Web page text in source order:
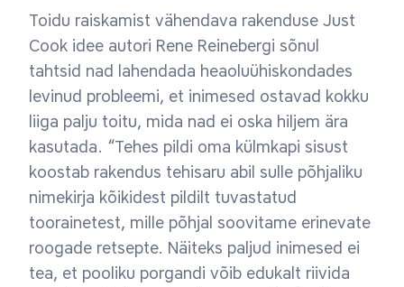
Toidu raiskamist vähendava rakenduse Just
Cook idee autori Rene Reinebergi sõnul
tahtsid nad lahendada heaoluühiskondades
levinud probleemi, et inimesed ostavad kokku
liiga palju toitu, mida nad ei oska hiljem ära
kasutada. “Tehes pildi oma külmkapi sisust
koostab rakendus tehisaru abil sulle põhjaliku
nimekirja kõikidest pildilt tuvastatud
toorainetest, mille põhjal soovitame erinevate
roogade retsepte. Näiteks paljud inimesed ei
tea, et pooliku porgandi võib edukalt riivida